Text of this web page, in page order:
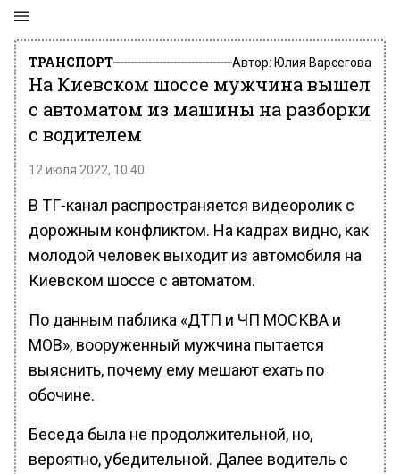
ТРАНСПОРТ Автор: Юлия Варсегова
На Киевском шоссе мужчина вышел
с автоматом из машины на разборки
с водителем
12 июля 2022, 10:40
В ТГ-канал распространяется видеоролик с
дорожным конфликтом. На кадрах видно, как
молодой человек выходит из автомобиля на
Киевском шоссе с автоматом.
По данным паблика «ДТП и ЧП МОСКВА и
МОВ», вооруженный мужчина пытается
выяснить, почему ему мешают ехать по
обочине.
Беседа была не продолжительной, но,
вероятно, убедительной. Далее водитель с